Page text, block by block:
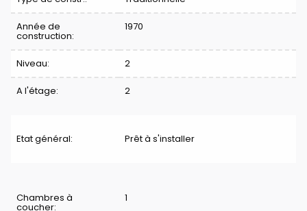
Année de
construction:
1970
Niveau: 2
A l'étage: 2
Etat général: Prêt à s'installer
Division
Chambres à
coucher:
1